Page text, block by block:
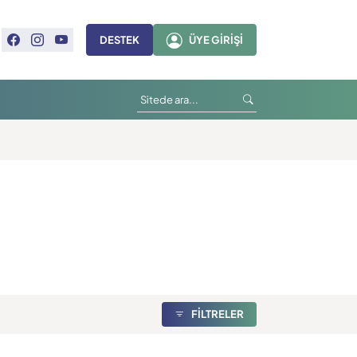
DESTEK ÜYE GIRIŞI
FİLTRELER